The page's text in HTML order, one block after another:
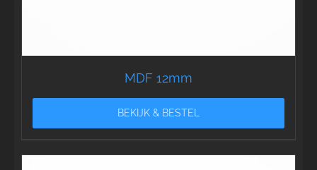
MDF 12mm
BEKIJK & BESTEL